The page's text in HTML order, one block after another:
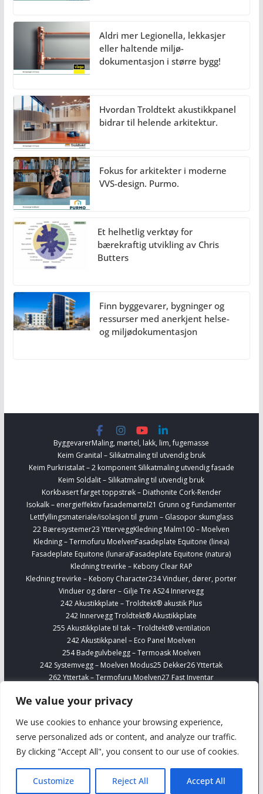
We value your privacy
We use cookies to enhance your browsing experience,
serve personalized ads or content, and analyze our traffic.
By clicking "Accept All", you consent to our use of cookies.
Customize Reject All Accept All
Aldri mer Legionella, lekkasjer
eller haltende miljø-
dokumentasjon i større bygg!
Hvordan Troldtekt akustikkpanel
bidrar til helende arkitektur.
Fokus for arkitekter i moderne
VVS-design. Purmo.
Et helhetlig verktøy for
bærekraftig utvikling av Chris
Butters
Finn byggevarer, bygninger og
ressurser med anerkjent helse-
og miljødokumentasjon
ByggevarerMaling, mørtel, lakk, lim, fugemasse
Keim Granital – Silikatmaling til utvendig bruk
Keim Purkristalat – 2 komponent Silikatmaling utvendig fasade
Keim Soldalit – Silikatmaling til utvendig bruk
Korkbasert farget toppstrøk – Diathonite Cork-Render
Isokalk – energieffektiv fasademørtel21 Grunn og Fundamenter
Lettfyllingsmateriale/isolasjon til grunn – Glasopor skumglass
22 Bæresystemer23 YtterveggKledning Malm100 – Moelven
Kledning – Termofuru MoelvenFasadeplate Equitone (linea)
Fasadeplate Equitone (lunara)Fasadeplate Equitone (natura)
Kledning trevirke – Kebony Clear RAP
Kledning trevirke – Kebony Character234 Vinduer, dører, porter
Vinduer og dører – Gilje Tre AS24 Innervegg
242 Akustikkplate – Troldtekt® akustik Plus
242 Innervegg Troldtekt® Akustikkplate
255 Akustikkplate til tak – Troldtekt® ventilation
242 Akustikkpanel – Eco Panel Moelven
254 Badegulvbelegg – Termoask Moelven
242 Systemvegg – Moelven Modus25 Dekker26 Yttertak
262 Yttertak – Termofuru Moelven27 Fast Inventar
254 Gulvbelegg Forbo Marmoleum Banevare
Silisium bronse og prefittings – Viega
Komplett rustfritt stålrørsystem til drikkevannsintallasjoner – 1.4401
Viega
– 1.4521 Viega
Om oss